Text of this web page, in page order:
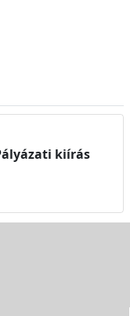
kiírás